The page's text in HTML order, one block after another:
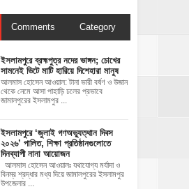
Comments Category
ইসলামপুরে ব্রহ্মপুত্র নদের ভাঙ্গন; চোখের
সামনেই ভিটে মাটি হারিয়ে দিশেহারা মানুষ
আলমাস হোসেন আওয়াল: টানা ভারী বর্ষণ ও উজান
থেকে নেমে আসা পাহাড়ি ঢলের প্রভাবে
জামালপুরের ইসলামপুর ...
‎ইসলামপুরে ‘জুলাই গণঅভ্যুত্থান দিবস
২০২৬’ পালিত, শিক্ষা প্রতিষ্ঠানগুলোতে
দিনব্যাপী নানা আয়োজন
‎​আলমাস হোসেন আওয়ালঃ‎ ‎​যথাযোগ্য মর্যাদা ও
বিনম্র শ্রদ্ধার মধ্য দিয়ে জামালপুরের ইসলামপুর
উপজেলার ...